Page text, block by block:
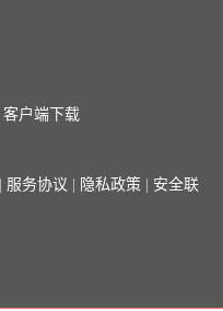
客户端下载
服务协议 隐私政策 安全联